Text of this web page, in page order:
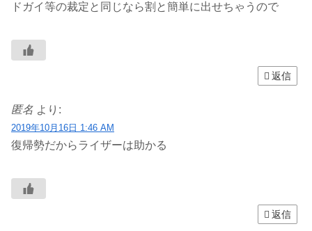
ドガイ等の裁定と同じなら割と簡単に出せちゃうので
返信
匿名 より:
2019年10月16日 1:46 AM
復帰勢だからライザーは助かる
返信